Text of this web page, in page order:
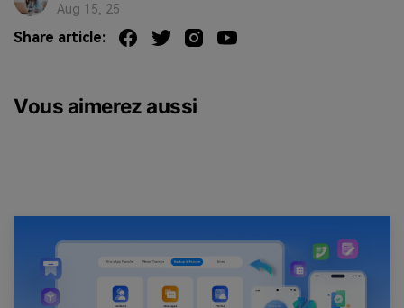
Aug 15, 25
Share article:
Vous aimerez aussi